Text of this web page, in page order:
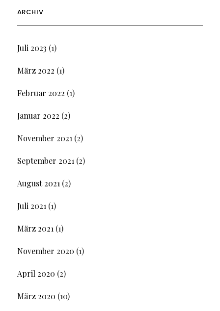
ARCHIV
Juli 2023 (1)
März 2022 (1)
Februar 2022 (1)
Januar 2022 (2)
November 2021 (2)
September 2021 (2)
August 2021 (2)
Juli 2021 (1)
März 2021 (1)
November 2020 (1)
April 2020 (2)
März 2020 (10)